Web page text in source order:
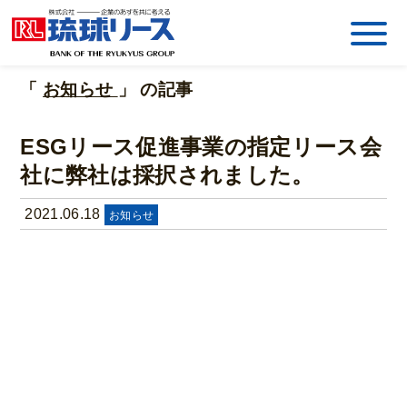
「 お知らせ 」 の記事
ESGリース促進事業の指定リース会
社に弊社は採択されました。
2021.06.18 お知らせ